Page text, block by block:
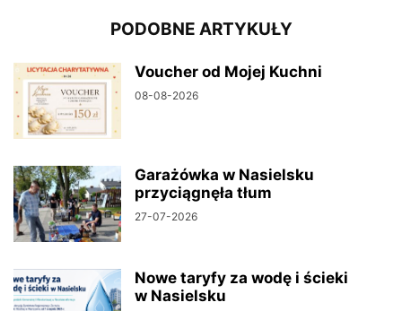
PODOBNE ARTYKUŁY
Voucher od Mojej Kuchni
08-08-2026
Garażówka w Nasielsku
przyciągnęła tłum
27-07-2026
Nowe taryfy za wodę i ścieki
w Nasielsku